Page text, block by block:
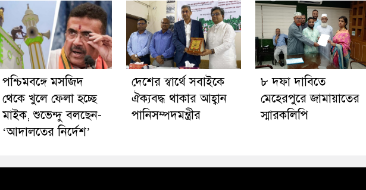
পশ্চিমবঙ্গে মসজিদ
থেকে খুলে ফেলা হচ্ছে
মাইক, শুভেন্দু বলছেন-
‘আদালতের নির্দেশ’
দেশের স্বার্থে সবাইকে
ঐক্যবদ্ধ থাকার আহ্বান
পানিসম্পদমন্ত্রীর
৮ দফা দাবিতে
মেহেরপুরে জামায়াতের
স্মারকলিপি